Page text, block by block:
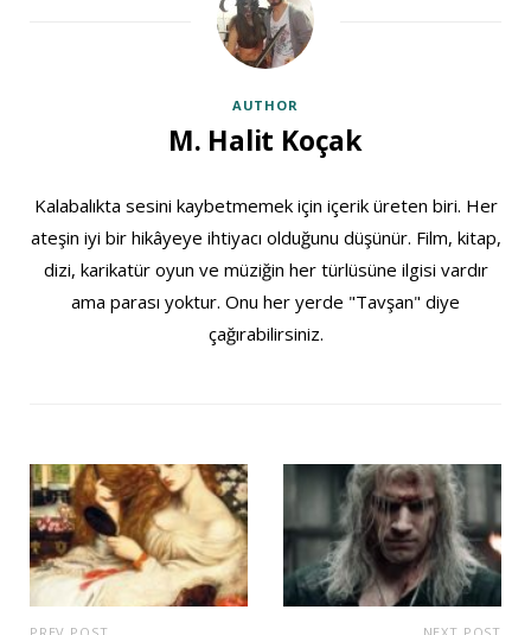
AUTHOR
M. Halit Koçak
Kalabalıkta sesini kaybetmemek için içerik üreten biri. Her
ateşin iyi bir hikâyeye ihtiyacı olduğunu düşünür. Film, kitap,
dizi, karikatür oyun ve müziğin her türlüsüne ilgisi vardır
ama parası yoktur. Onu her yerde "Tavşan" diye
çağırabilirsiniz.